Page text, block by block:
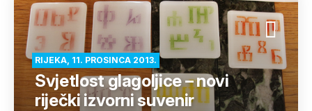
RIJEKA, 11. PROSINCA 2013.
Svjetlost glagoljice – novi
riječki izvorni suvenir